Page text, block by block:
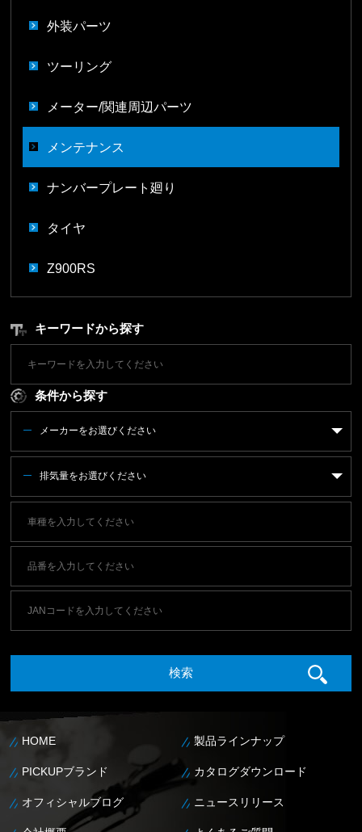
外装パーツ
ツーリング
メーター/関連周辺パーツ
メンテナンス
ナンバープレート廻り
タイヤ
Z900RS
キーワードから探す
条件から探す
メーカーをお選びください
排気量をお選びください
HOME 製品ラインナップ
PICKUPブランド カタログダウンロード
オフィシャルブログ ニュースリリース